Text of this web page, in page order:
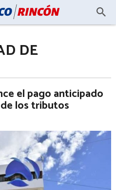
DE
el pago anticipado
los tributos